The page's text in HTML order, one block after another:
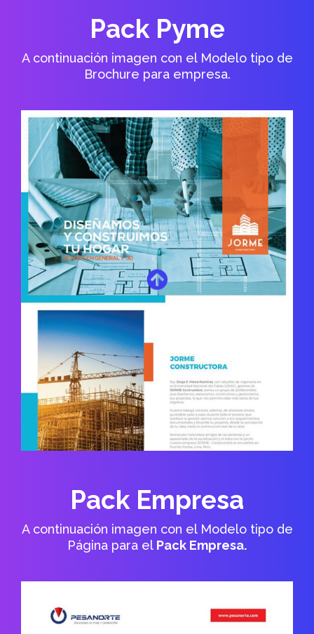
Pack Pyme
A continuación imagen con el Modelo tipo de
Brochure para empresa.
Pack Empresa
A continuación imagen con el Modelo tipo de
Página para el Pack Empresa.